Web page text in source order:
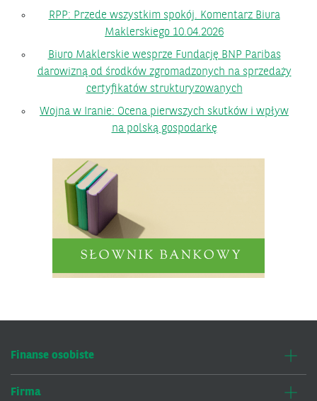
RPP: Przede wszystkim spokój. Komentarz Biura
Maklerskiego 10.04.2026
Biuro Maklerskie wesprze Fundację BNP Paribas
darowizną od środków zgromadzonych na sprzedaży
certyfikatów strukturyzowanych
Wojna w Iranie: Ocena pierwszych skutków i wpływ
na polską gospodarkę
Finanse osobiste
Firma